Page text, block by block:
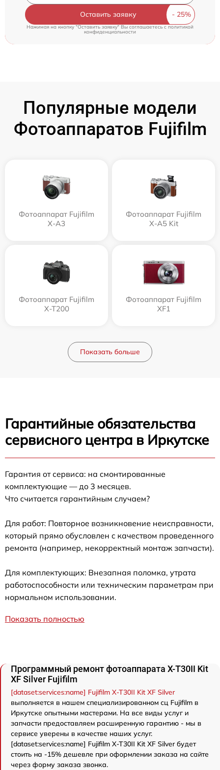
Оставить заявку
Нажимая на кнопку "Оставить заявку" Вы соглашаетесь c политикой
конфиденциальности
Популярные модели
Фотоаппаратов Fujifilm
Фотоаппарат Fujifilm
X-A3
Фотоаппарат Fujifilm
X-A5 Kit
Фотоаппарат Fujifilm
X-T200
Фотоаппарат Fujifilm
XF1
Показать больше
Гарантийные обязательства
сервисного центра в Иркутске
Гарантия от сервиса: на смонтированные
комплектующие — до 3 месяцев.
Что считается гарантийным случаем?
Для работ: Повторное возникновение неисправности,
который прямо обусловлен с качеством проведенного
ремонта (например, некорректный монтаж запчасти).
Для комплектующих: Внезапная поломка, утрата
работоспособности или техническим параметрам при
нормальном использовании.
Показать полностью
Программный ремонт фотоаппарата X-T30II Kit
XF Silver Fujifilm
[dataset:services:name] Fujifilm X-T30II Kit XF Silver
выполняется в нашем специализированном сц Fujifilm в
Иркутске опытными мастерами. На все виды услуг и
запчасти предоставляем расширенную гарантию - мы в
сервисе уверены в качестве наших услуг.
[dataset:services:name] Fujifilm X-T30II Kit XF Silver будет
стоить на -15% дешевле при оформлении заказа на сайте
через форму заказа звонка.